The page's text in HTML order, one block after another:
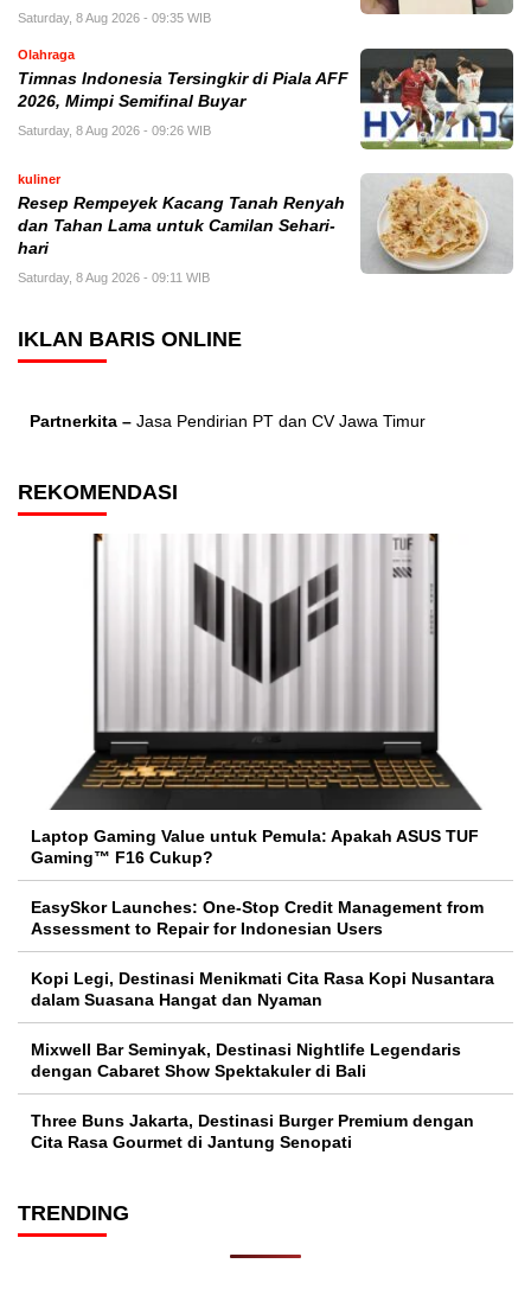
Saturday, 8 Aug 2026 - 09:35 WIB
Olahraga
Timnas Indonesia Tersingkir di Piala AFF
2026, Mimpi Semifinal Buyar
Saturday, 8 Aug 2026 - 09:26 WIB
kuliner
Resep Rempeyek Kacang Tanah Renyah
dan Tahan Lama untuk Camilan Sehari-
hari
Saturday, 8 Aug 2026 - 09:11 WIB
IKLAN BARIS ONLINE
Partnerkita – Jasa Pendirian PT dan CV Jawa Timur
REKOMENDASI
Laptop Gaming Value untuk Pemula: Apakah ASUS TUF
Gaming™ F16 Cukup?
EasySkor Launches: One-Stop Credit Management from
Assessment to Repair for Indonesian Users
Kopi Legi, Destinasi Menikmati Cita Rasa Kopi Nusantara
dalam Suasana Hangat dan Nyaman
Mixwell Bar Seminyak, Destinasi Nightlife Legendaris
dengan Cabaret Show Spektakuler di Bali
Three Buns Jakarta, Destinasi Burger Premium dengan
Cita Rasa Gourmet di Jantung Senopati
TRENDING